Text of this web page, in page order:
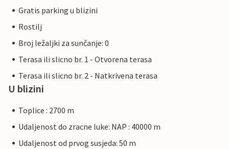
Gratis parking u blizini
Rostilj
Broj ležaljki za sunčanje: 0
Terasa ili slicno br. 1 - Otvorena terasa
Terasa ili slicno br. 2 - Natkrivena terasa
U blizini
Toplice : 2700 m
Udaljenost do zracne luke: NAP : 40000 m
Udaljenost od prvog susjeda: 50 m